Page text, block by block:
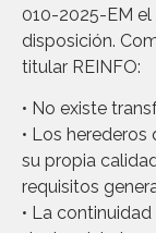
010-2025-EM el
disposición.
titular REINFO:
• No existe
• Los
su propia
requisitos
• La